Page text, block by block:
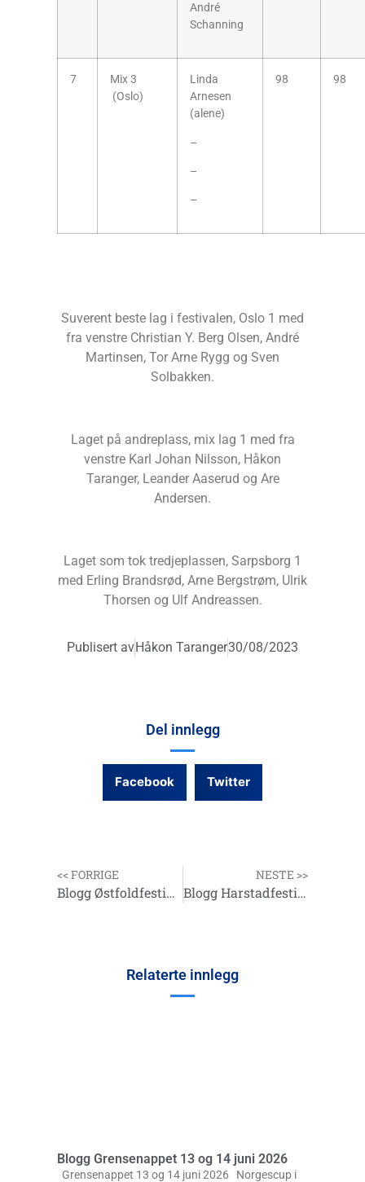
André
Schanning
7
Mix 3
(Oslo)
Linda
Arnesen
(alene)
–
–
–
98 98
Suverent beste lag i festivalen, Oslo 1 med
fra venstre Christian Y. Berg Olsen, André
Martinsen, Tor Arne Rygg og Sven
Solbakken.
Laget på andreplass, mix lag 1 med fra
venstre Karl Johan Nilsson, Håkon
Taranger, Leander Aaserud og Are
Andersen.
Laget som tok tredjeplassen, Sarpsborg 1
med Erling Brandsrød, Arne Bergstrøm, Ulrik
Thorsen og Ulf Andreassen.
Publisert avHåkon Taranger30/08/2023
Del innlegg
Facebook Twitter
<< FORRIGE
Blogg Østfoldfestivalen 26.08.23
NESTE >>
Blogg Harstadfestivalen
Relaterte innlegg
Blogg Grensenappet 13 og 14 juni 2026
Grensenappet 13 og 14 juni 2026 Norgescup i